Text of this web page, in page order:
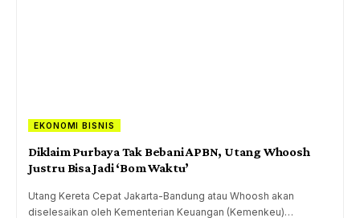
EKONOMI BISNIS
Diklaim Purbaya Tak Bebani APBN, Utang Whoosh
Justru Bisa Jadi ‘Bom Waktu’
Utang Kereta Cepat Jakarta-Bandung atau Whoosh akan
diselesaikan oleh Kementerian Keuangan (Kemenkeu)…